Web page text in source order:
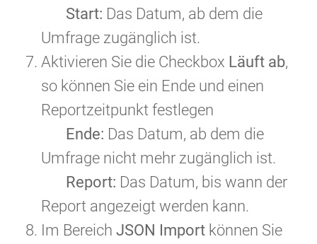
Start: Das Datum, ab dem die
Umfrage zugänglich ist.
Aktivieren Sie die Checkbox Läuft ab,
so können Sie ein Ende und einen
Reportzeitpunkt festlegen
Ende: Das Datum, ab dem die
Umfrage nicht mehr zugänglich ist.
Report: Das Datum, bis wann der
Report angezeigt werden kann.
Im Bereich JSON Importkönnen Sie